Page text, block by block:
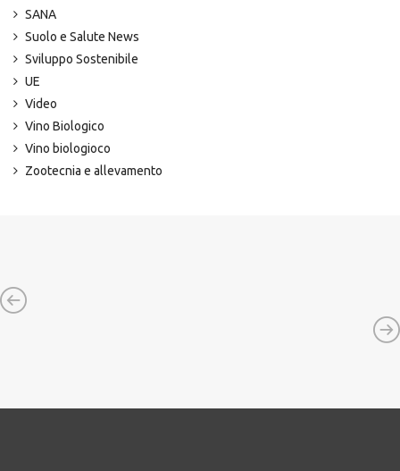
SANA
Suolo e Salute News
Sviluppo Sostenibile
UE
Video
Vino Biologico
Vino biologioco
Zootecnia e allevamento